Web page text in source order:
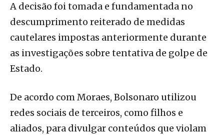
A decisão foi tomada e fundamentada no
descumprimento reiterado de medidas
cautelares impostas anteriormente durante
as investigações sobre tentativa de golpe de
Estado.
De acordo com Moraes, Bolsonaro utilizou
redes sociais de terceiros, como filhos e
aliados, para divulgar conteúdos que violam